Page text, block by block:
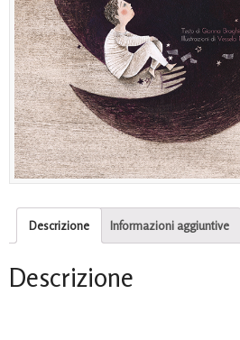
Descrizione Informazioni aggiuntive
Descrizione